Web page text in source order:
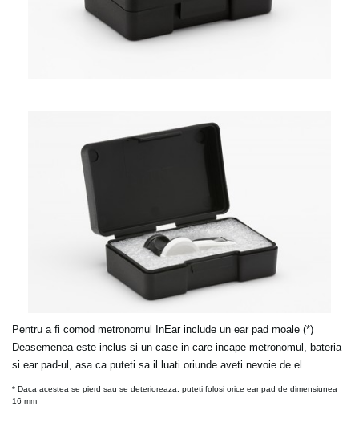
Pentru a fi comod metronomul InEar include un ear pad moale (*)
Deasemenea este inclus si un case in care incape metronomul, bateria
si ear pad-ul, asa ca puteti sa il luati oriunde aveti nevoie de el.
* Daca acestea se pierd sau se deterioreaza, puteti folosi orice ear pad de dimensiunea
16 mm